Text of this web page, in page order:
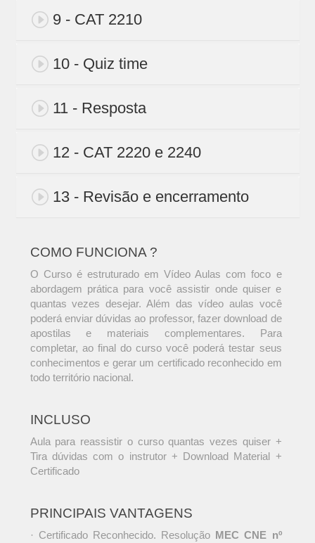
9 - CAT 2210
10 - Quiz time
11 - Resposta
12 - CAT 2220 e 2240
13 - Revisão e encerramento
COMO FUNCIONA ?
O Curso é estruturado em Vídeo Aulas com foco e
abordagem prática para você assistir onde quiser e
quantas vezes desejar. Além das vídeo aulas você
poderá enviar dúvidas ao professor, fazer download de
apostilas e materiais complementares. Para
completar, ao final do curso você poderá testar seus
conhecimentos e gerar um certificado reconhecido em
todo território nacional.
INCLUSO
Aula para reassistir o curso quantas vezes quiser +
Tira dúvidas com o instrutor + Download Material +
Certificado
PRINCIPAIS VANTAGENS
· Certificado Reconhecido. Resolução MEC CNE nº